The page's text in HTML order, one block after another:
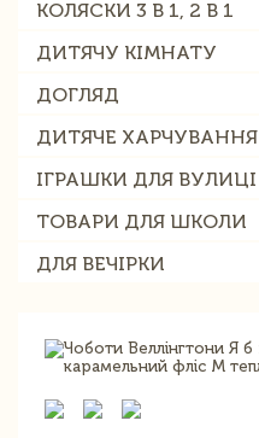
КОЛЯСКИ 3 В 1, 2 В 1
ДИТЯЧУ КІМНАТУ
ДОГЛЯД
ДИТЯЧЕ ХАРЧУВАННЯ
ІГРАШКИ ДЛЯ ВУЛИЦІ
ТОВАРИ ДЛЯ ШКОЛИ
ДЛЯ ВЕЧІРКИ